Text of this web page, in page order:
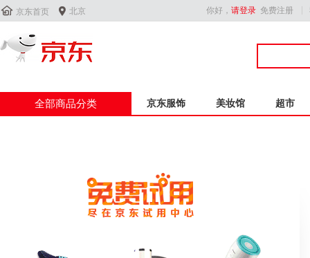
 京东首页  北京 你好， 请登录 免费注册
全部商品分类 京东服饰 美妆馆 超市